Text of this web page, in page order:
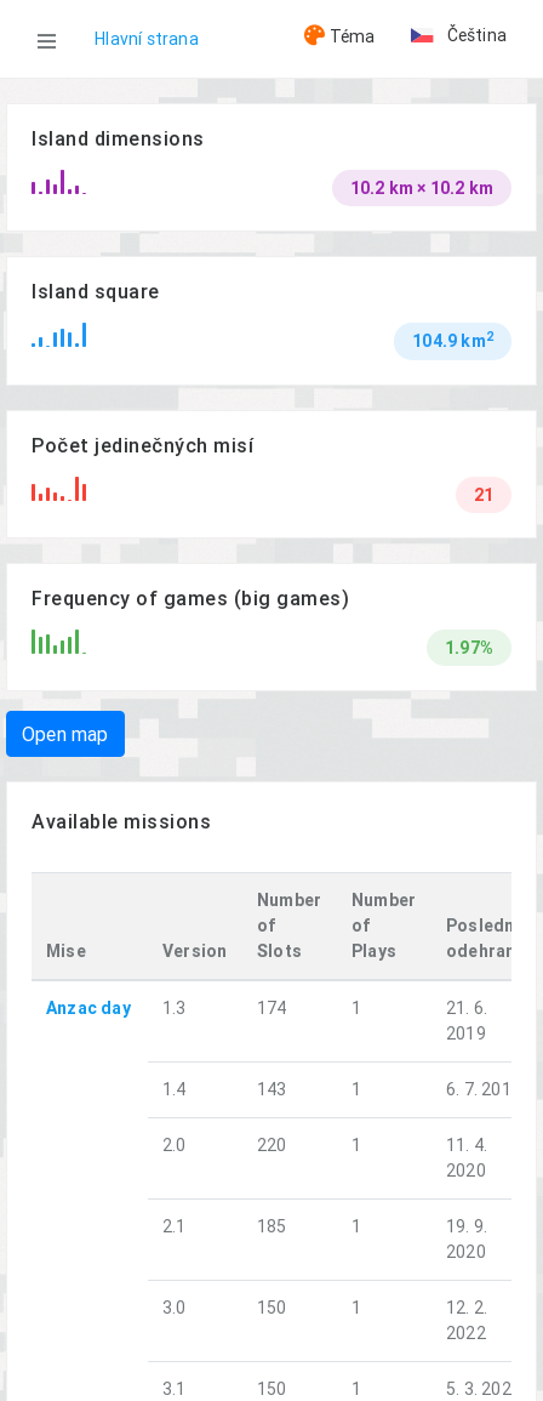
Hlavní strana Téma Čeština
Island dimensions
10.2 km × 10.2 km
Island square
104.9 km2
Počet jedinečných misí
21
Frequency of games (big games)
1.97%
Open map
Available missions
Mise Version
Number
of
Slots
Number
of
Plays
Posledně
odehrané
Anzac day 1.3 174 1
21. 6.
2019
1.4 143 1 6. 7. 2019
2.0 220 1
11. 4.
2020
2.1 185 1
19. 9.
2020
3.0 150 1
12. 2.
2022
3.1 150 1 5. 3. 2023